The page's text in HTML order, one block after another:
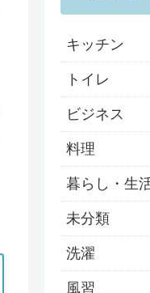
キッチン
トイレ
ビジネス
料理
暮らし・生
未分類
洗濯
風習